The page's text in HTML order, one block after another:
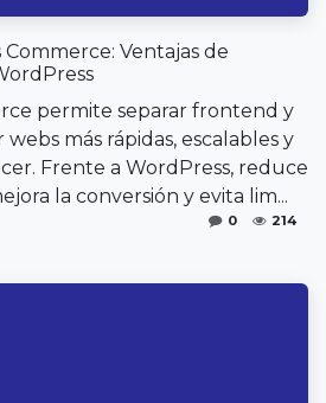
Ventajas de
permite separar frontend y
más rápidas, escalables y
Frente a WordPress, reduce
la conversión y evita lim...
0 214